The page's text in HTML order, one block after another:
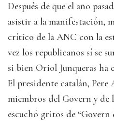
Después de que el año
asistir a la manifestación,
crítico de la ANC con la
vez los republicanos sí se
si bien Oriol Junqueras ha
El presidente catalán,
miembros del Govern y de
escuchó gritos de “Govern